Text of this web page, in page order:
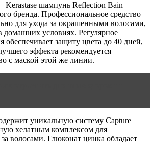
Kerastase шампунь Reflection Bain
бренда. Профессиональное средство
для ухода за окрашенными волосами,
домашних условиях. Регулярное
защиту цвета до 40 дней,
эффекта рекомендуется
с маской этой же линии.
уникальную систему Capture
хелатным комплексом для
волосами. Глюконат цинка обладает